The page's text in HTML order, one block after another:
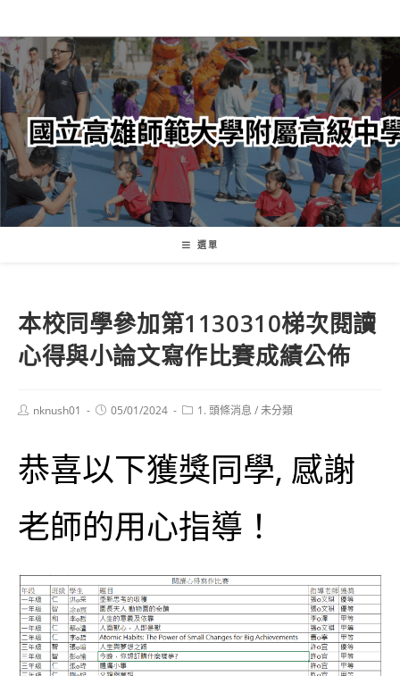
轉
至
主
內
容
選單
本校同學參加第1130310梯次閱讀
心得與小論文寫作比賽成績公佈
Postnknush01
Post05/01/2024
Post1. 頭條消息 /未分類
恭喜以下獲獎同學, 感謝
老師的用心指導！